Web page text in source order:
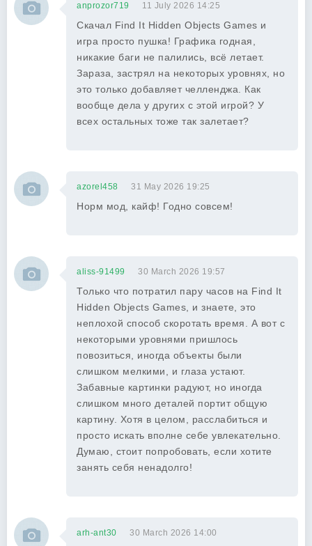
anprozor719 11 July 2026 14:25
Скачал Find It Hidden Objects Games и
игра просто пушка! Графика годная,
никакие баги не палились, всё летает.
Зараза, застрял на некоторых уровнях, но
это только добавляет челленджа. Как
вообще дела у других с этой игрой? У
всех остальных тоже так залетает?
azorel458 31 May 2026 19:25
Норм мод, кайф! Годно совсем!
aliss-91499 30 March 2026 19:57
Только что потратил пару часов на Find It
Hidden Objects Games, и знаете, это
неплохой способ скоротать время. А вот с
некоторыми уровнями пришлось
повозиться, иногда объекты были
слишком мелкими, и глаза устают.
Забавные картинки радуют, но иногда
слишком много деталей портит общую
картину. Хотя в целом, расслабиться и
просто искать вполне себе увлекательно.
Думаю, стоит попробовать, если хотите
занять себя ненадолго!
arh-ant30 30 March 2026 14:00